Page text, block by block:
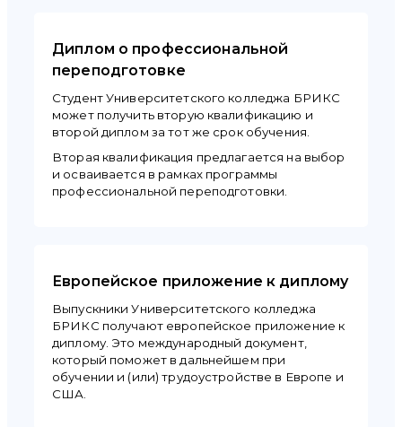
Диплом о профессиональной
переподготовке
Студент Университетского колледжа БРИКС
может получить вторую квалификацию и
второй диплом за тот же срок обучения.
Вторая квалификация предлагается на выбор
и осваивается в рамках программы
профессиональной переподготовки.
Европейское приложение к диплому
Выпускники Университетского колледжа
БРИКС получают европейское приложение к
диплому. Это международный документ,
который поможет в дальнейшем при
обучении и (или) трудоустройстве в Европе и
США.